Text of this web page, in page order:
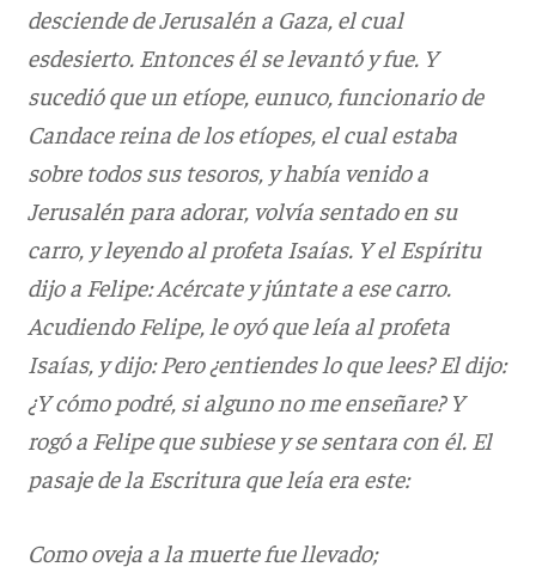
desciende de Jerusalén a Gaza, el cual
esdesierto. Entonces él se levantó y fue. Y
sucedió que un etíope, eunuco, funcionario de
Candace reina de los etíopes, el cual estaba
sobre todos sus tesoros, y había venido a
Jerusalén para adorar, volvía sentado en su
carro, y leyendo al profeta Isaías. Y el Espíritu
dijo a Felipe: Acércate y júntate a ese carro.
Acudiendo Felipe, le oyó que leía al profeta
Isaías, y dijo: Pero ¿entiendes lo que lees? El dijo:
¿Y cómo podré, si alguno no me enseñare? Y
rogó a Felipe que subiese y se sentara con él. El
pasaje de la Escritura que leía era este:
Como oveja a la muerte fue llevado;